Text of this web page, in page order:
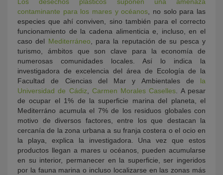
contaminante para los mares y océanos , no solo para las
especies que ahí conviven, sino también para el correcto
funcionamiento de la cadena alimenticia e, incluso, en el
caso del Mediterráneo , para la reputación de su pesca y
turismo, ámbitos que son clave para la economía de
numerosas comunidades locales. Así lo indica la
investigadora de excelencia del área de Ecología de la
Facultad de Ciencias del Mar y Ambientales de la
Universidad de Cádiz
Carmen Morales Caselles . A pesar
de ocupar el 1% de la superficie marina del planeta, el
Mediterráno acumula el 7% de los residuos globales con
motivo de diversos factores, entre los que destacan la
cercanía de la zona urbana a su franja costera o el ocio en
la playa, explica la investigadora. Una vez que estos
productos llegan a mares u océanos, pueden acumularse
en su interior, permanecer en la superficie, ser ingeridos
por la fauna marina o incluso localizarse en las zonas más